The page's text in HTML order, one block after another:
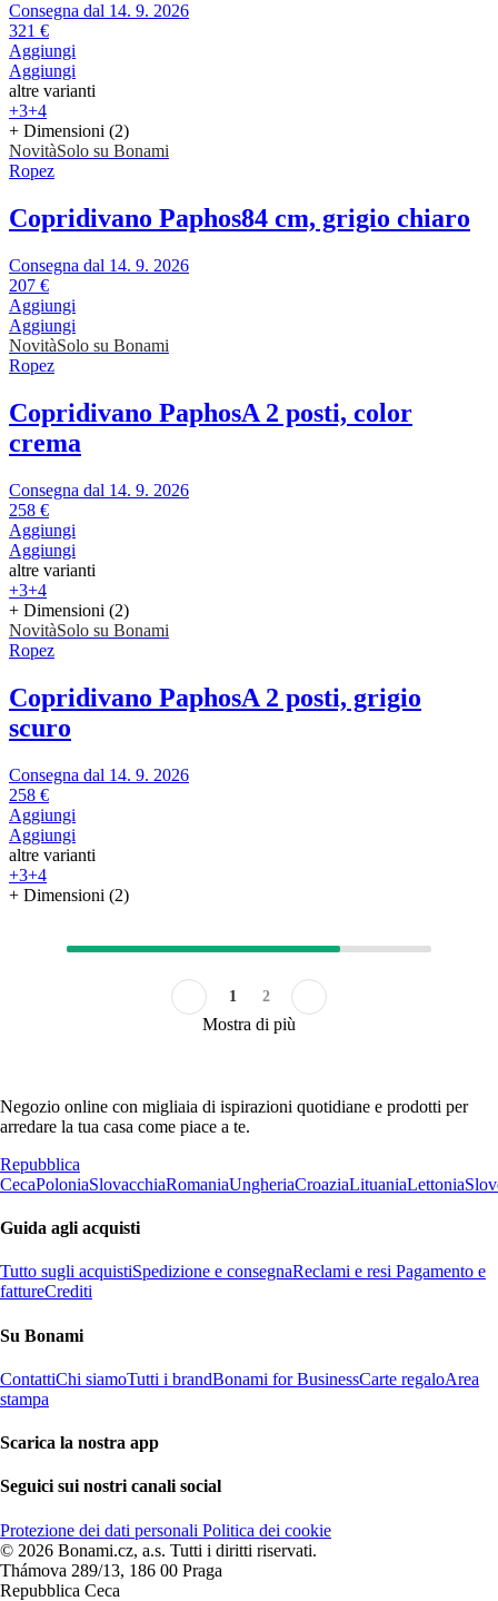
Consegna dal 14. 9. 2026
321 €
Aggiungi
Aggiungi
altre varianti
+3+4
+ Dimensioni (2)
NovitàSolo su Bonami
Ropez
Copridivano Paphos84 cm, grigio chiaro
Consegna dal 14. 9. 2026
207 €
Aggiungi
Aggiungi
NovitàSolo su Bonami
Ropez
Copridivano PaphosA 2 posti, color
crema
Consegna dal 14. 9. 2026
258 €
Aggiungi
Aggiungi
altre varianti
+3+4
+ Dimensioni (2)
NovitàSolo su Bonami
Ropez
Copridivano PaphosA 2 posti, grigio
scuro
Consegna dal 14. 9. 2026
258 €
Aggiungi
Aggiungi
altre varianti
+3+4
+ Dimensioni (2)
1 2
Mostra di più
Negozio online con migliaia di ispirazioni quotidiane e prodotti per
arredare la tua casa come piace a te.
Repubblica
CecaPoloniaSlovacchiaRomaniaUngheriaCroaziaLituaniaLettonia
Guida agli acquisti
Tutto sugli acquistiSpedizione e consegnaReclami e resi Pagamento e
fattureCrediti
Su Bonami
ContattiChi siamoTutti i brandBonami for BusinessCarte regaloArea
stampa
Scarica la nostra app
Seguici sui nostri canali social
Protezione dei dati personali Politica dei cookie
© 2026 Bonami.cz, a.s. Tutti i diritti riservati.
Thámova 289/13, 186 00 Praga
Repubblica Ceca